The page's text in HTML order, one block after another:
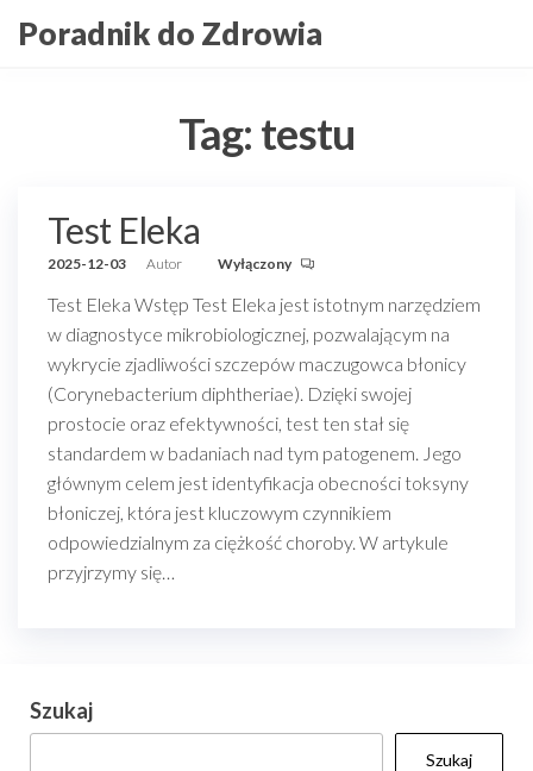
doPoradnik do Zdrowia
Tag: testu
Test Eleka
2025-12-03 Autor Wyłączony
Test Eleka Wstęp Test Eleka jest istotnym narzędziem
w diagnostyce mikrobiologicznej, pozwalającym na
wykrycie zjadliwości szczepów maczugowca błonicy
(Corynebacterium diphtheriae). Dzięki swojej
prostocie oraz efektywności, test ten stał się
standardem w badaniach nad tym patogenem. Jego
głównym celem jest identyfikacja obecności toksyny
błoniczej, która jest kluczowym czynnikiem
odpowiedzialnym za ciężkość choroby. W artykule
przyjrzymy się…
Szukaj
Szukaj